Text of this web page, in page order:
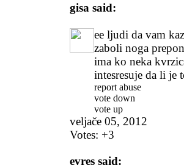
gisa said:
ee ljudi da vam
zaboli noga
ima ko neka
intesresuje da li je
report abuse
vote down
vote up
veljače 05, 2012
Votes: +3
evres said: